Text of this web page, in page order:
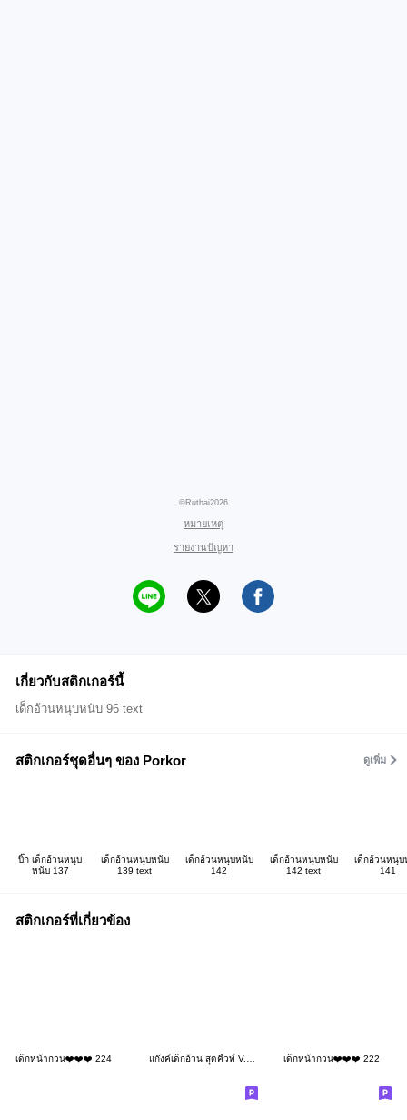
©Ruthai2026
หมายเหตุ
รายงานปัญหา
เกี่ยวกับสติกเกอร์นี้
เด็กอ้วนหนุบหนับ 96 text
สติกเกอร์ชุดอื่นๆ ของ Porkor ดูเพิ่ม
บิ๊ก เด็กอ้วนหนุบ
หนับ 137
เด็กอ้วนหนุบหนับ
139 text
เด็กอ้วนหนุบหนับ
142
เด็กอ้วนหนุบหนับ
142 text
เด็กอ้วนหนุบ
141
สติกเกอร์ที่เกี่ยวข้อง
เด็กหน้ากวน❤️❤️❤️ 224 แก๊งค์เด็กอ้วน สุดคิ้วท์ V.102 เด็กหน้ากวน❤️❤️❤️ 222